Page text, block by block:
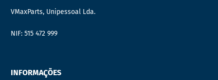
VMaxParts, Unipessoal Lda.
NIF: 515 472 999
INFORMAÇÕES